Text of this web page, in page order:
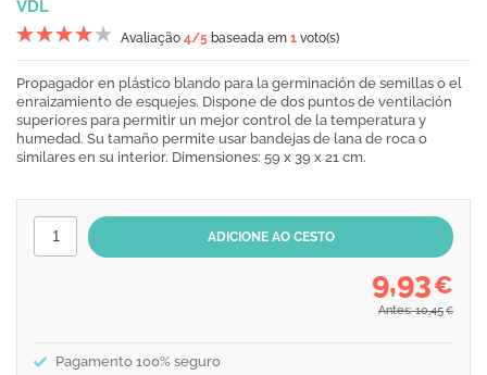
VDL
Avaliação 4/5 baseada em 1 voto(s)
Propagador en plástico blando para la germinación de semillas o el
enraizamiento de esquejes. Dispone de dos puntos de ventilación
superiores para permitir un mejor control de la temperatura y
humedad. Su tamaño permite usar bandejas de lana de roca o
similares en su interior. Dimensiones: 59 x 39 x 21 cm.
9,93€
Antes: 10,45 €
Pagamento 100% seguro